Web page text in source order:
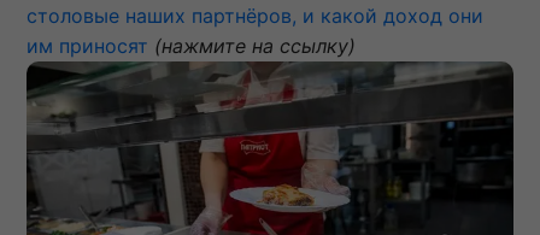
столовые наших партнёров, и какой доход они
им приносят (нажмите на ссылку)